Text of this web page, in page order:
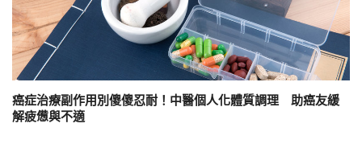
癌症治療副作用別傻傻忍耐！中醫個人化體質調理 助癌友緩
解疲憊與不適